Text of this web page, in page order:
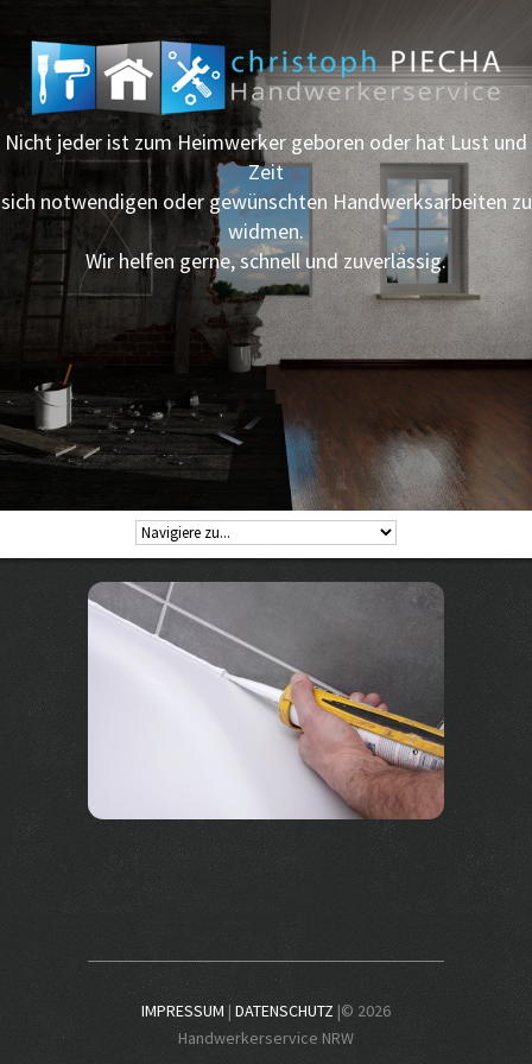
Nicht jeder ist zum Heimwerker geboren oder hat Lust und
Zeit
sich notwendigen oder gewünschten Handwerksarbeiten zu
widmen.
Wir helfen gerne, schnell und zuverlässig.
IMPRESSUM | DATENSCHUTZ |© 2026
Handwerkerservice NRW